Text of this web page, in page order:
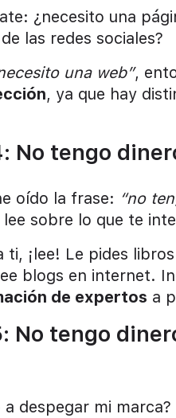
¿necesito una
las redes sociales?
una web”,
, ya que hay
No tengo
oído la frase: “no
sobre lo que te
ti, ¡lee! Le pides
blogs en internet.
de expertos a
No tengo
a despegar mi